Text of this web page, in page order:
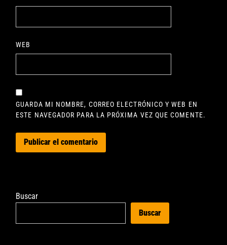
WEB
GUARDA MI NOMBRE, CORREO ELECTRÓNICO Y WEB EN
ESTE NAVEGADOR PARA LA PRÓXIMA VEZ QUE COMENTE.
Buscar
Buscar